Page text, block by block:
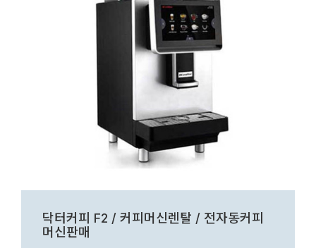
닥터커피 F2 / 커피머신렌탈 / 전자동커피
머신판매